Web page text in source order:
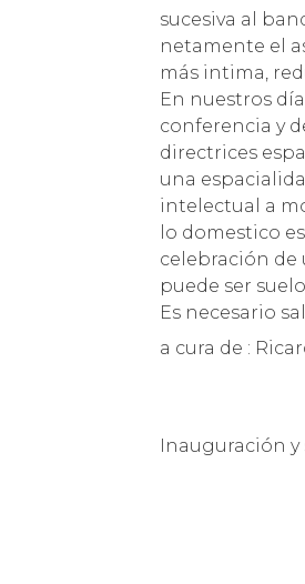
sucesiva al
netamente el
más intima,
En nuestros
conferencia y
directrices
una
intelectual a
lo domestico
celebración de
puede ser
Es necesario
a cura de :
Inauguración y